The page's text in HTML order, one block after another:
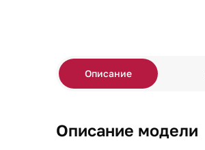
Описание
Описание модели